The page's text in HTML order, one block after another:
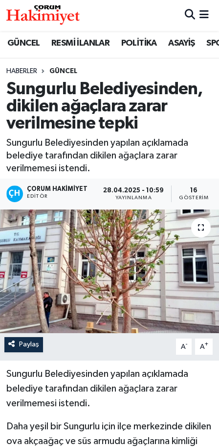
GÜNCEL RESMİ İLANLAR POLİTİKA ASAYİŞ
HABERLER GÜNCEL
Sungurlu Belediyesinden,
dikilen ağaçlara zarar
verilmesine tepki
Sungurlu Belediyesinden yapılan açıklamada
belediye tarafından dikilen ağaçlara zarar
verilmemesi istendi.
ÇORUM HAKIMIYET
EDITÖR
28.04.2025 - 10:59
YAYINLANMA
16
GÖSTERIM
Paylaş A- A+
Sungurlu Belediyesinden yapılan açıklamada
belediye tarafından dikilen ağaçlara zarar
verilmemesi istendi.
Daha yeşil bir Sungurlu için ilçe merkezinde dikilen
ova akçaağaç ve süs armudu ağaçlarına kimliği
SAĞLIK
ASAYİŞ
EKONOMİ
GÜNCEL
AKTÜEL
EĞİTİM
İLÇELER
OTOPARK
TEKNOLOJİ
Nöbetçi Eczaneler
Çorum Namaz Vakitleri
Trafik Durumu
Süper Lig Puan Durumu ve Fikstür
Tüm Manşetler
Son Dakika Haberleri
Haber Arşivi